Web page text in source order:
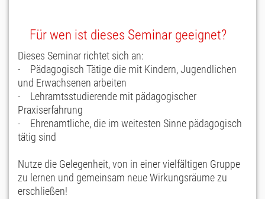
Für wen ist dieses Seminar geeignet?
Dieses Seminar richtet sich an:
- Pädagogisch Tätige die mit Kindern, Jugendlichen
und Erwachsenen arbeiten
- Lehramtsstudierende mit pädagogischer
Praxiserfahrung
- Ehrenamtliche, die im weitesten Sinne pädagogisch
tätig sind
Nutze die Gelegenheit, von in einer vielfältigen Gruppe
zu lernen und gemeinsam neue Wirkungsräume zu
erschließen!